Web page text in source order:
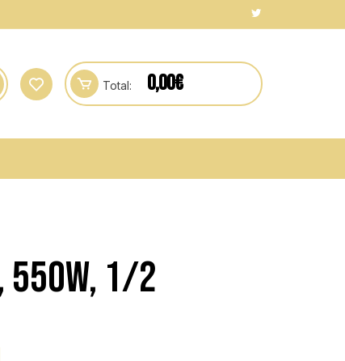
Total: 0,00€
550W, 1/2